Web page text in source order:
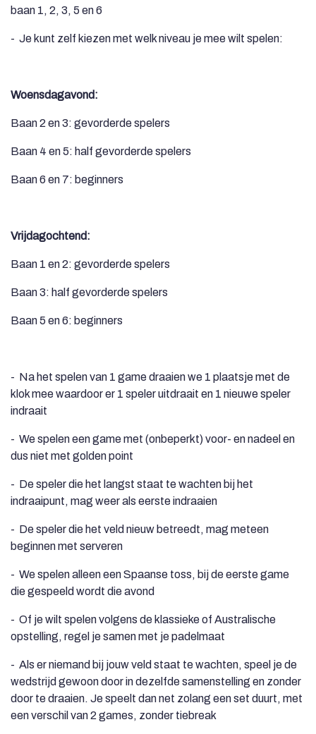
baan 1, 2, 3, 5 en 6
- Je kunt zelf kiezen met welk niveau je mee wilt spelen:
Woensdagavond:
Baan 2 en 3: gevorderde spelers
Baan 4 en 5: half gevorderde spelers
Baan 6 en 7: beginners
Vrijdagochtend:
Baan 1 en 2: gevorderde spelers
Baan 3: half gevorderde spelers
Baan 5 en 6: beginners
- Na het spelen van 1 game draaien we 1 plaatsje met de
klok mee waardoor er 1 speler uitdraait en 1 nieuwe speler
indraait
- We spelen een game met (onbeperkt) voor- en nadeel en
dus niet met golden point
- De speler die het langst staat te wachten bij het
indraaipunt, mag weer als eerste indraaien
- De speler die het veld nieuw betreedt, mag meteen
beginnen met serveren
- We spelen alleen een Spaanse toss, bij de eerste game
die gespeeld wordt die avond
- Of je wilt spelen volgens de klassieke of Australische
opstelling, regel je samen met je padelmaat
- Als er niemand bij jouw veld staat te wachten, speel je de
wedstrijd gewoon door in dezelfde samenstelling en zonder
door te draaien. Je speelt dan net zolang een set duurt, met
een verschil van 2 games, zonder tiebreak